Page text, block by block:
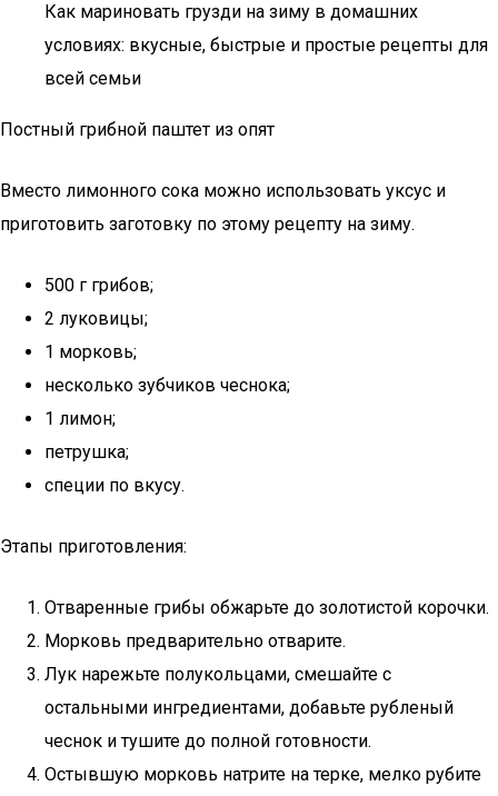
Как мариновать грузди на зиму в домашних
условиях: вкусные, быстрые и простые рецепты для
всей семьи
Постный грибной паштет из опят
Вместо лимонного сока можно использовать уксус и
приготовить заготовку по этому рецепту на зиму.
500 г грибов;
2 луковицы;
1 морковь;
несколько зубчиков чеснока;
1 лимон;
петрушка;
специи по вкусу.
Этапы приготовления:
Отваренные грибы обжарьте до золотистой корочки.
Морковь предварительно отварите.
Лук нарежьте полукольцами, смешайте с
остальными ингредиентами, добавьте рубленый
чеснок и тушите до полной готовности.
Остывшую морковь натрите на терке, мелко рубите